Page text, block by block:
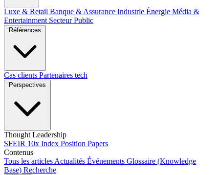
Luxe & Retail Banque & Assurance Industrie Énergie Média &
Entertainment Secteur Public
Références
Cas clients Partenaires tech
Perspectives
Thought Leadership
SFEIR 10x Index Position Papers
Contenus
Tous les articles Actualités Événements Glossaire (Knowledge
Base) Recherche